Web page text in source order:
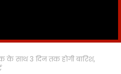
साथ 3 दिन तक होगी बारिश,